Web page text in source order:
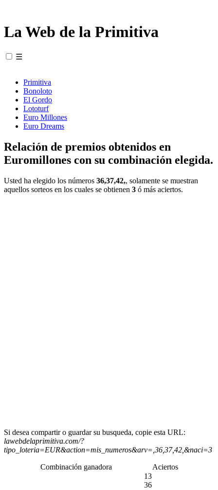
La Web de la Primitiva
☰
Primitiva
Bonoloto
El Gordo
Lototurf
Euro Millones
Euro Dreams
Relación de premios obtenidos en
Euromillones con su combinación elegida.
Usted ha elegido los números 36,37,42,, solamente se muestran
aquellos sorteos en los cuales se obtienen 3 ó más aciertos.
Si desea compartir o guardar su busqueda, copie esta URL:
lawebdelaprimitiva.com/?
tipo_loteria=EUR&action=mis_numeros&arv=,36,37,42,&naci=3
Combinación ganadora Aciertos
13
36